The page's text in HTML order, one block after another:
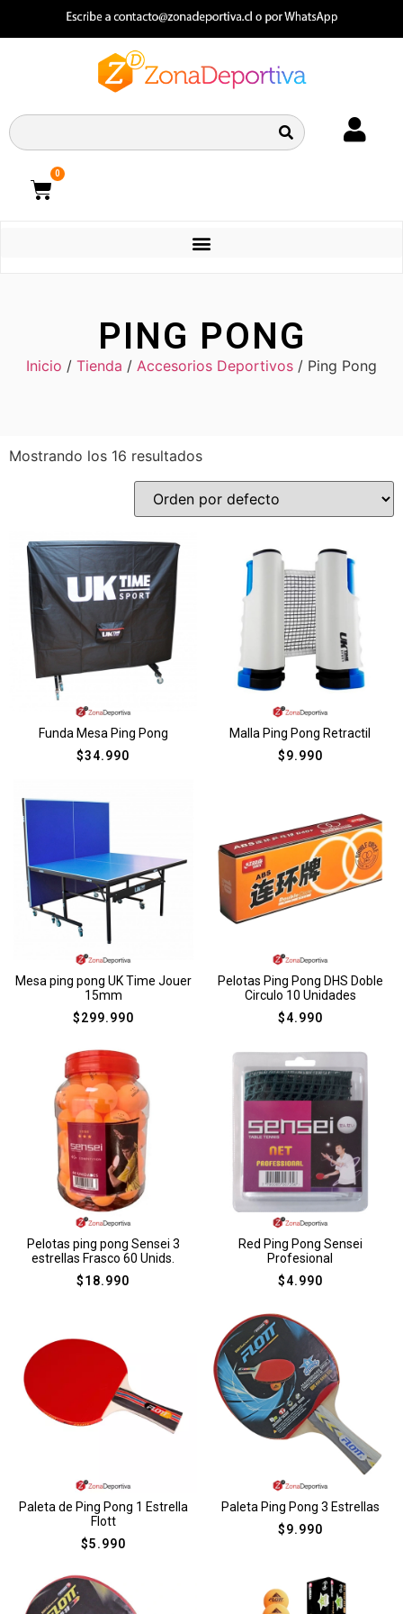
0
PING PONG
Inicio / Tienda / Accesorios Deportivos / Ping Pong
Mostrando los 16 resultados
Funda Mesa Ping Pong
$34.990
Malla Ping Pong Retractil
$9.990
Mesa ping pong UK Time Jouer
15mm
$299.990
Pelotas Ping Pong DHS Doble
Circulo 10 Unidades
$4.990
Pelotas ping pong Sensei 3
estrellas Frasco 60 Unids.
$18.990
Red Ping Pong Sensei
Profesional
$4.990
Paleta de Ping Pong 1 Estrella
Flott
$5.990
Paleta Ping Pong 3 Estrellas
$9.990